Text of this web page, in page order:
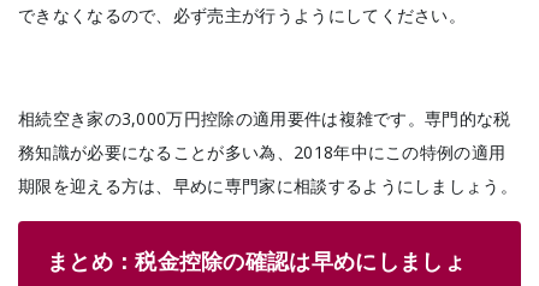
できなくなるので、必ず売主が行うようにしてください。
相続空き家の3,000万円控除の適用要件は複雑です。専門的な税
務知識が必要になることが多い為、2018年中にこの特例の適用
期限を迎える方は、早めに専門家に相談するようにしましょう。
まとめ：税金控除の確認は早めにしましょ